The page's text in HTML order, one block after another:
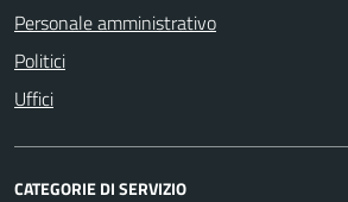
Personale amministrativo
Politici
Uffici
CATEGORIE DI SERVIZIO